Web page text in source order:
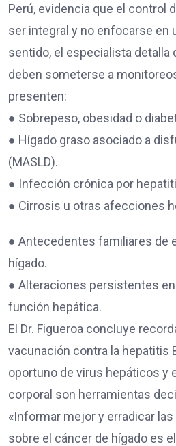
Perú, evidencia que el control
ser integral y no enfocarse en
sentido, el especialista detalla
deben someterse a
presenten:
● Sobrepeso, obesidad o
● Hígado graso asociado a
(MASLD).
● Infección crónica por
● Cirrosis u otras afecciones
● Antecedentes familiares de
hígado.
● Alteraciones persistentes
función hepática.
El Dr. Figueroa concluye
vacunación contra la hepatitis
oportuno de virus hepáticos y
corporal son herramientas
«Informar mejor y erradicar
sobre el cáncer de hígado es